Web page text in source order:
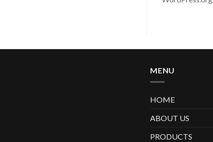
MENU
HOME
ABOUT US
PRODUCTS